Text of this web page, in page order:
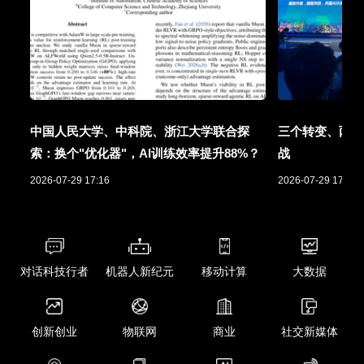
中国人民大学、中科院、浙江大学联合探
索：换个"优化器"，AI训练效率提升88%？
2026-07-29 17:16
三个转变、两
战
2026-07-29 17:01
对话科技行者 机器人新纪元 移动计算 大数据
创新创业 物联网 商业 社交新媒体